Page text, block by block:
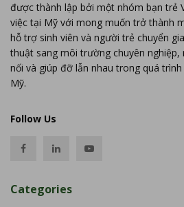
được thành lập bởi một nhóm bạn trẻ
việc tại Mỹ với mong muốn trở thành
hỗ trợ sinh viên và người trẻ chuyển
thuật sang môi trường chuyên
nối và giúp đỡ lẫn nhau trong quá
Mỹ.
Follow Us
Categories